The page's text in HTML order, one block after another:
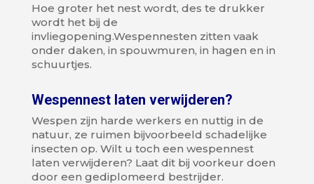
Hoe groter het nest wordt, des te drukker
wordt het bij de
invliegopening.Wespennesten zitten vaak
onder daken, in spouwmuren, in hagen en in
schuurtjes.
Wespennest laten verwijderen?
Wespen zijn harde werkers en nuttig in de
natuur, ze ruimen bijvoorbeeld schadelijke
insecten op. Wilt u toch een wespennest
laten verwijderen? Laat dit bij voorkeur doen
door een gediplomeerd bestrijder.